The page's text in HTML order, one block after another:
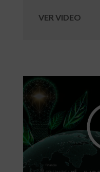
VER VIDEO